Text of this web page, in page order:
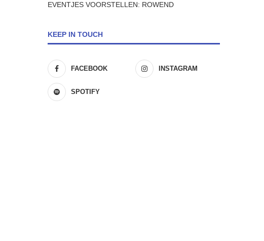
EVENTJES VOORSTELLEN: ROWEND
KEEP IN TOUCH
FACEBOOK INSTAGRAM
SPOTIFY